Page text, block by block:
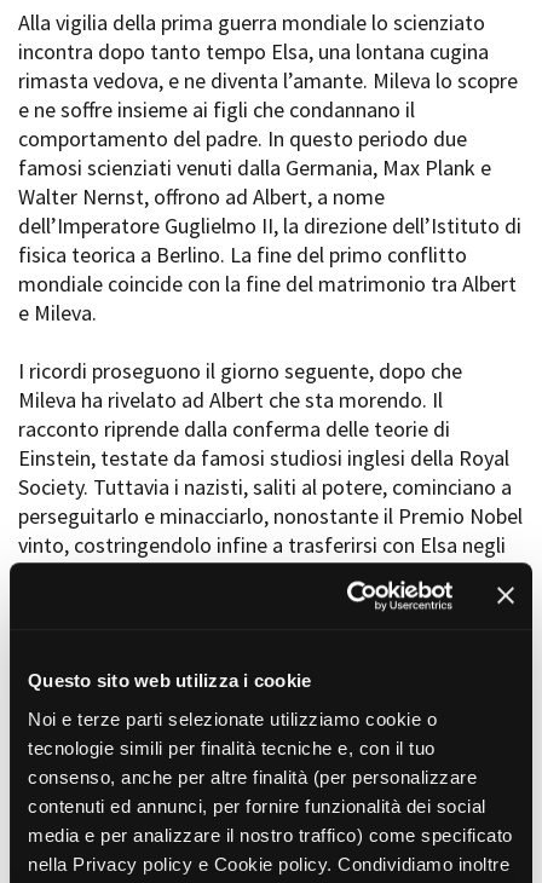
Questo sito web utilizza i cookie
Noi e terze parti selezionate utilizziamo cookie o
tecnologie simili per finalità tecniche e, con il tuo
consenso, anche per altre finalità (per personalizzare
contenuti ed annunci, per fornire funzionalità dei social
media e per analizzare il nostro traffico) come specificato
nella Privacy policy e Cookie policy. Condividiamo inoltre
Whistleblowing
Credits
Alla vigilia della prima guerra mondiale lo scienziato
incontra dopo tanto tempo Elsa, una lontana cugina
rimasta vedova, e ne diventa l’amante. Mileva lo scopre
e ne soffre insieme ai figli che condannano il
comportamento del padre. In questo periodo due
famosi scienziati venuti dalla Germania, Max Plank e
Walter Nernst, offrono ad Albert, a nome
dell’Imperatore Guglielmo II, la direzione dell’Istituto di
fisica teorica a Berlino. La fine del primo conflitto
mondiale coincide con la fine del matrimonio tra Albert
e Mileva.
I ricordi proseguono il giorno seguente, dopo che
Mileva ha rivelato ad Albert che sta morendo. Il
racconto riprende dalla conferma delle teorie di
Einstein, testate da famosi studiosi inglesi della Royal
Society. Tuttavia i nazisti, saliti al potere, cominciano a
perseguitarlo e minacciarlo, nonostante il Premio Nobel
vinto, costringendolo infine a trasferirsi con Elsa negli
Stati Uniti. Qui viene assunto dall’Institute for
Advanced Studies di Princeton. Un anno dopo muore
Il secondo conflitto mondiale è alle porte, e Albert
collabora al programma atomico americano con
l’intento di sorpassare i tedeschi. Nel dicembre del 1941
anche gli Stati Uniti entrano in guerra. La brutale
conclusione, con lo scoppio della prima bomba atomica
americana che rade al suolo Hiroshima e Nagasaki
sconvolge Albert, pieno di sensi di colpa per aver